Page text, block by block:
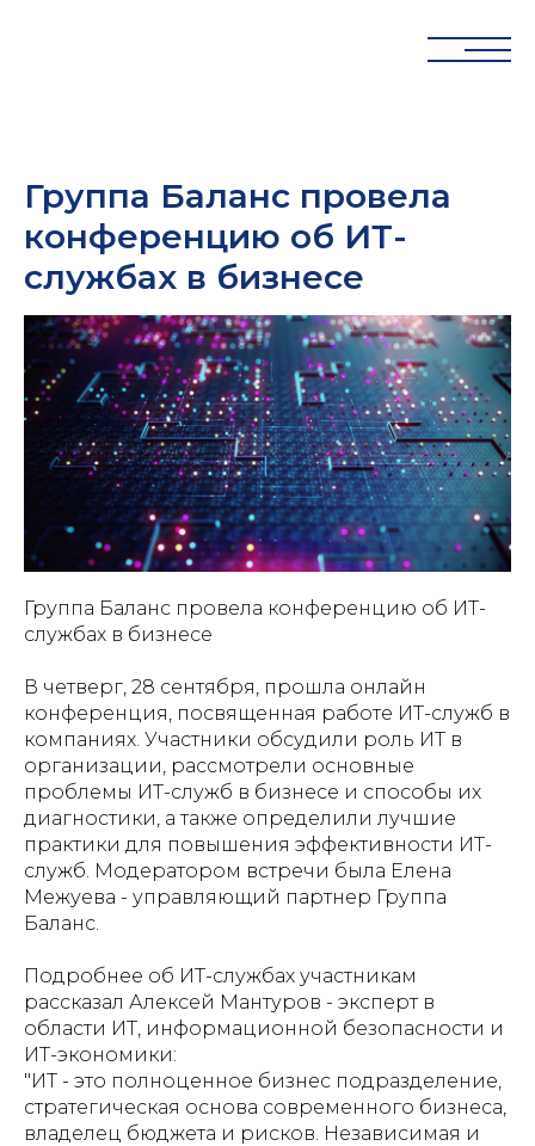
Группа Баланс провела
конференцию об ИТ-
службах в бизнесе
Группа Баланс провела конференцию об ИТ-
службах в бизнесе
В четверг, 28 сентября, прошла онлайн
конференция, посвященная работе ИТ-служб в
компаниях. Участники обсудили роль ИТ в
организации, рассмотрели основные
проблемы ИТ-служб в бизнесе и способы их
диагностики, а также определили лучшие
практики для повышения эффективности ИТ-
служб. Модератором встречи была Елена
Межуева - управляющий партнер Группа
Баланс.
Подробнее об ИТ-службах участникам
рассказал Алексей Мантуров - эксперт в
области ИТ, информационной безопасности и
ИТ-экономики:
"ИТ - это полноценное бизнес подразделение,
стратегическая основа современного бизнеса,
владелец бюджета и рисков. Независимая и